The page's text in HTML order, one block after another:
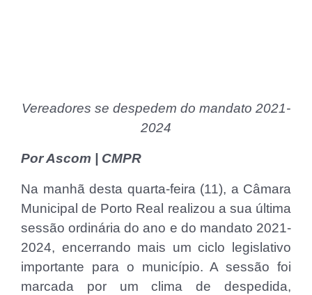
Vereadores se despedem do mandato 2021-
2024
Por Ascom | CMPR
Na manhã desta quarta-feira (11), a Câmara
Municipal de Porto Real realizou a sua última
sessão ordinária do ano e do mandato 2021-
2024, encerrando mais um ciclo legislativo
importante para o município. A sessão foi
marcada por um clima de despedida,